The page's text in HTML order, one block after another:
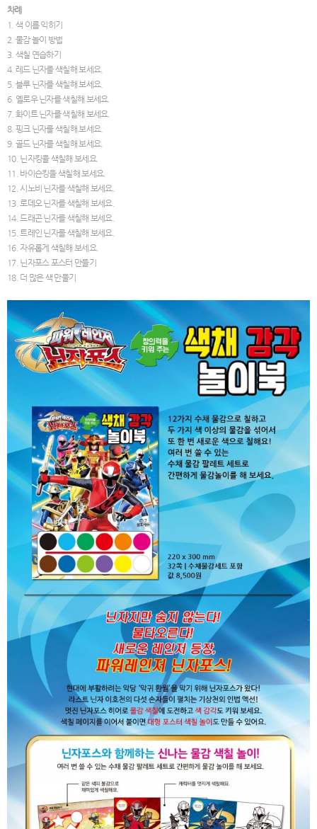
차례
1. 색 이름 익히기
2. 물감 놀이 방법
3. 색칠 연습하기
4. 레드 닌자를 색칠해 보세요.
5. 블루 닌자를 색칠해 보세요.
6. 옐로우 닌자를 색칠해 보세요.
7. 화이트 닌자를 색칠해 보세요.
8. 핑크 닌자를 색칠해 보세요.
9. 골드 닌자를 색칠해 보세요.
10. 닌자킹을 색칠해 보세요.
11. 바이슨킹을 색칠해 보세요.
12. 시노비 닌자를 색칠해 보세요.
13. 로데오 닌자를 색칠해 보세요.
14. 드래곤 닌자를 색칠해 보세요.
15. 트레인 닌자를 색칠해 보세요.
16. 자유롭게 색칠해 보세요.
17. 닌자포스 포스터 만들기
18. 더 많은 색 만들기